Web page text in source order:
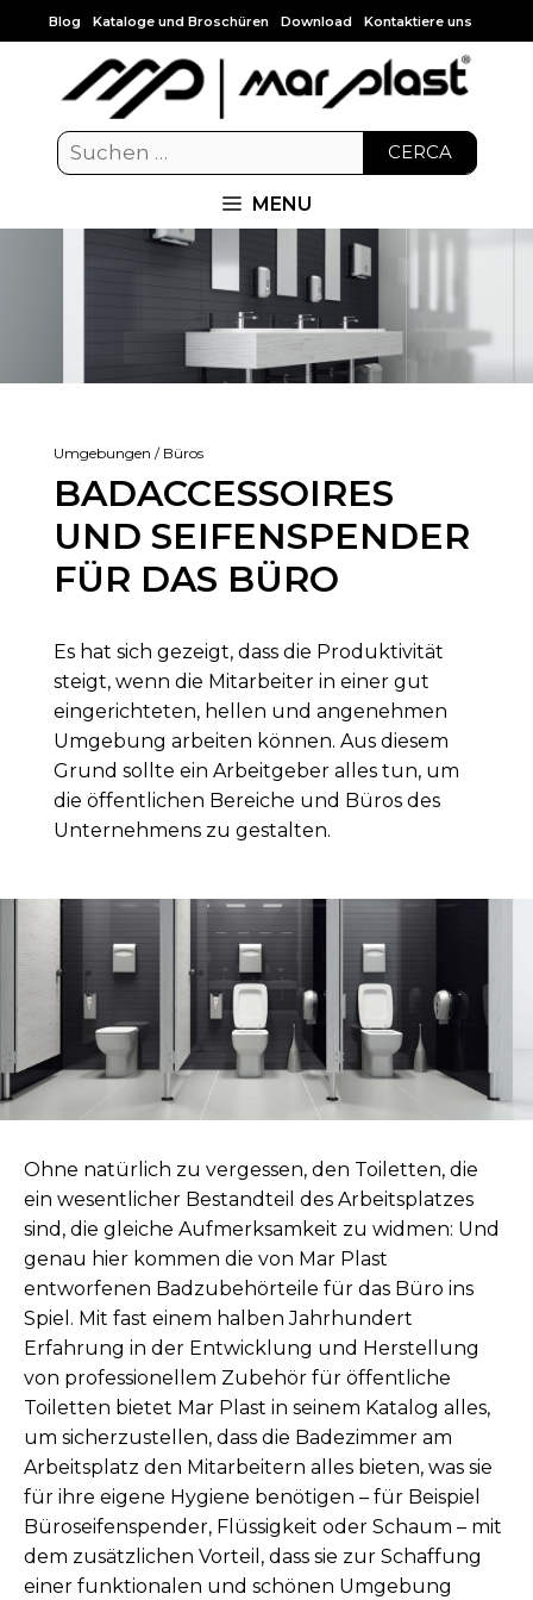
Blog Kataloge und Broschüren Download Kontaktiere uns
CERCA
MENU
Umgebungen / Büros
BADACCESSOIRES
UND SEIFENSPENDER
FÜR DAS BÜRO
Es hat sich gezeigt, dass die Produktivität
steigt, wenn die Mitarbeiter in einer gut
eingerichteten, hellen und angenehmen
Umgebung arbeiten können. Aus diesem
Grund sollte ein Arbeitgeber alles tun, um
die öffentlichen Bereiche und Büros des
Unternehmens zu gestalten.
Ohne natürlich zu vergessen, den Toiletten, die
ein wesentlicher Bestandteil des Arbeitsplatzes
sind, die gleiche Aufmerksamkeit zu widmen: Und
genau hier kommen die von Mar Plast
entworfenen Badzubehörteile für das Büro ins
Spiel. Mit fast einem halben Jahrhundert
Erfahrung in der Entwicklung und Herstellung
von professionellem Zubehör für öffentliche
Toiletten bietet Mar Plast in seinem Katalog alles,
um sicherzustellen, dass die Badezimmer am
Arbeitsplatz den Mitarbeitern alles bieten, was sie
für ihre eigene Hygiene benötigen – für Beispiel
Büroseifenspender, Flüssigkeit oder Schaum – mit
dem zusätzlichen Vorteil, dass sie zur Schaffung
einer funktionalen und schönen Umgebung